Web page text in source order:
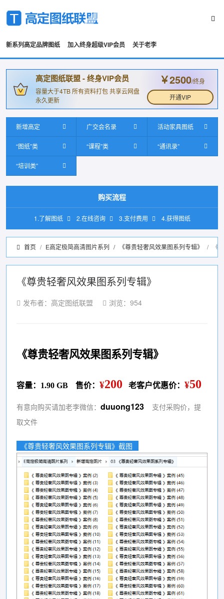
新系列高定品牌图纸 加入终身超级VIP会员 关于老李
高定图纸联盟 - 终身VIP会员
容量大于4TB 所有资料打包 共享云网盘
永久更新
￥2500/终身
开通VIP
新增高定 广交会名录 活动家具图纸
“图纸”类 “课程”类 “通讯录”
“培训类”
购买流程
1.了解图纸 2.在线咨询 3.支付费用 4.获得图纸
首页 E高定极简高清图片系列 / 《尊贵轻奢风效果图系列专辑》 《
《尊贵轻奢风效果图系列专辑》
发布者：高定图纸联盟 浏览：954
《尊贵轻奢风效果图系列专辑》
容量：1.90 GB 售价： ¥200 老客户优惠价： ¥50
有意向购买请加老李微信： duuong123
支付采购价，提
取文件
《尊贵轻奢风效果图系列专辑》截图